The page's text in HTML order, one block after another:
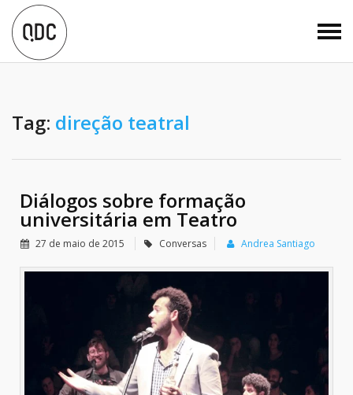
Tag: direção teatral
Diálogos sobre formação
universitária em Teatro
27 de maio de 2015 Conversas Andrea Santiago